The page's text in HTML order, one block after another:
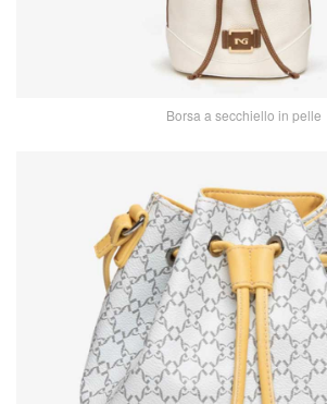
Borsa a secchiello in pelle